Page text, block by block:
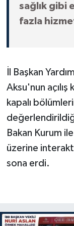
sağlık gibi
fazla
İl Başkan
Aksu'nun açılış
kapalı
Bakan Kurum
üzerine
sona erdi.